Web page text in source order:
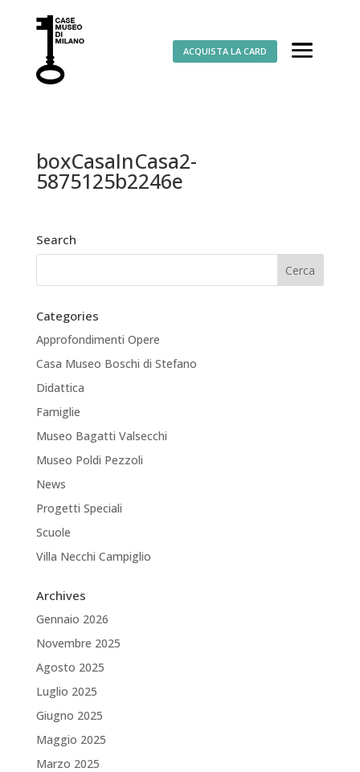
ACQUISTA LA CARD
boxCasaInCasa2-
5875125b2246e
Search
Categories
Approfondimenti Opere
Casa Museo Boschi di Stefano
Didattica
Famiglie
Museo Bagatti Valsecchi
Museo Poldi Pezzoli
News
Progetti Speciali
Scuole
Villa Necchi Campiglio
Archives
Gennaio 2026
Novembre 2025
Agosto 2025
Luglio 2025
Giugno 2025
Maggio 2025
Marzo 2025